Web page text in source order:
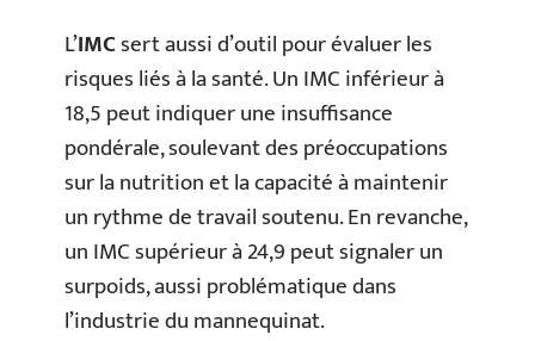
L’IMCsert aussi d’outil pour évaluer les
risques liés à la santé. Un IMC inférieur à
18,5 peut indiquer une insuffisance
pondérale, soulevant des préoccupations
sur la nutrition et la capacité à maintenir
un rythme de travail soutenu. En revanche,
un IMC supérieur à 24,9 peut signaler un
surpoids, aussi problématique dans
l’industrie du mannequinat.